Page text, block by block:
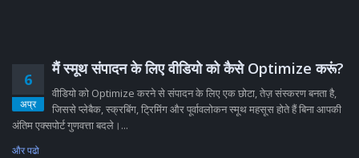
6
अप्र
मैं स्मूथ संपादन के लिए वीडियो को कैसे Optimize करूं?
वीडियो को Optimize करने से संपादन के लिए एक छोटा, तेज़ संस्करण बनता है,
जिससे प्लेबैक, स्क्रबिंग, ट्रिमिंग और पूर्वावलोकन स्मूथ महसूस होते हैं बिना आपकी
अंतिम एक्सपोर्ट गुणवत्ता बदले।...
और पढो